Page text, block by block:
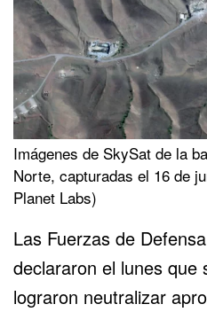
Imágenes de SkySat de la
Norte, capturadas el 16 de
Planet Labs)
Las Fuerzas de
declararon el lunes que
lograron neutralizar